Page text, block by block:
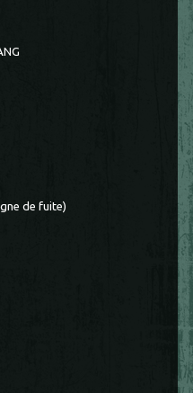
de fuite)